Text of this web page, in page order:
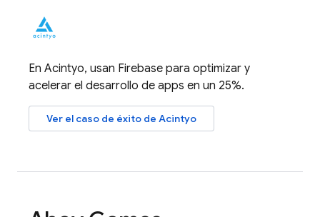
En Acintyo, usan Firebase para optimizar y
acelerar el desarrollo de apps en un 25%.
Ver el caso de éxito de Acintyo